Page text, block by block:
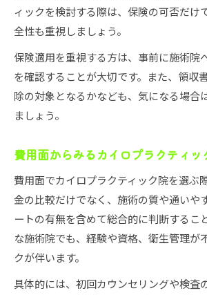
ィックを検討する際は、保険の可否だけ
全性も重視しましょう。
保険適用を重視する方は、事前に施術院
を確認することが大切です。また、領収
除の対象となるかなども、気になる場合
ましょう。
費用面からみるカイロプラクティッ
費用面でカイロプラクティック院を選ぶ
金の比較だけでなく、施術の質や通いや
ートの有無を含めて総合的に判断するこ
な施術院でも、経験や資格、衛生管理が
クが伴います。
具体的には、初回カウンセリングや検査